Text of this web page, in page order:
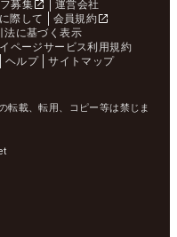
募集
運営会社
際して
会員規約
法に基づく表示
ページサービス利用規約
ヘルプ サイトマップ
転載、転用、コピー等は禁じま